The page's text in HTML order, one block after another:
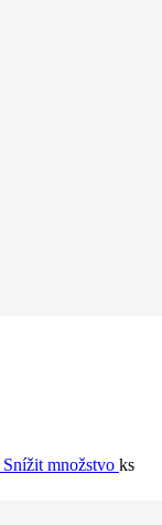
Snížit množstvo ks